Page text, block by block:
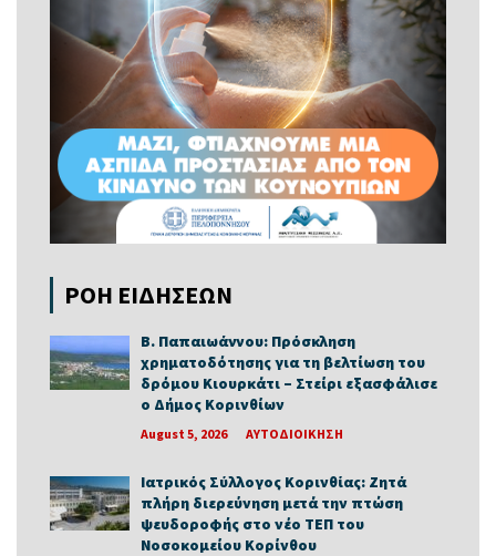
ΡΟΗ ΕΙΔΗΣΕΩΝ
Β. Παπαιωάννου: Πρόσκληση
χρηματοδότησης για τη βελτίωση του
δρόμου Κιουρκάτι – Στείρι εξασφάλισε
ο Δήμος Κορινθίων
August 5, 2026 ΑΥΤΟΔΙΟΙΚΗΣΗ
Ιατρικός Σύλλογος Κορινθίας: Ζητά
πλήρη διερεύνηση μετά την πτώση
ψευδοροφής στο νέο ΤΕΠ του
Νοσοκομείου Κορίνθου